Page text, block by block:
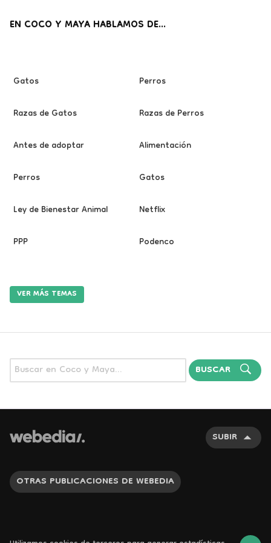
EN COCO Y MAYA HABLAMOS DE...
Gatos
Perros
Razas de Gatos
Razas de Perros
Antes de adoptar
Alimentación
Perros
Gatos
Ley de Bienestar Animal
Netflix
PPP
Podenco
VER MÁS TEMAS
BUSCAR
SUBIR
OTRAS PUBLICACIONES DE WEBEDIA